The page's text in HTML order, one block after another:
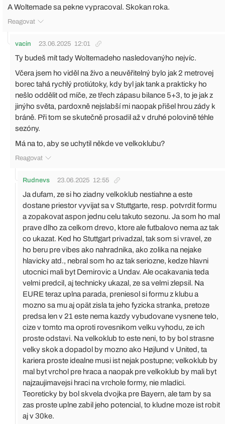
A Woltemade sa pekne vypracoval. Skokan roka.
Reagovat
vacin 23.06.2025 12:01
Ty budeš mít tady Woltemadeho nasledovanýho nejvíc.
Včera jsem ho viděl na živo a neuvěřitelný bylo jak 2 metrovej
borec tahá rychlý protiútoky, kdy byl jak tank a prakticky ho
nešlo oddělit od míče, ze třech zápasu bilance 5+3, to je jak z
jinýho světa, pardoxně nejslabší mi naopak přišel hrou zády k
bráně. Při tom se skutečně prosadil až v druhé polovině téhle
sezóny.
Má na to, aby se uchytil někde ve velkoklubu?
Reagovat
Rudnevs 23.06.2025 12:55
Ja dufam, ze si ho ziadny velkoklub nestiahne a este
dostane priestor vyvijat sa v Stuttgarte, resp. potvrdit formu
a zopakovat aspon jednu celu takuto sezonu. Ja som ho mal
prave dlho za celkom drevo, ktore ale futbalovo nema az tak
co ukazat. Ked ho Stuttgart privadzal, tak som si vravel, ze
ho beru pre vibes ako nahradnika, ako zolika na nejake
hlavicky atd., nebral som ho az tak seriozne, kedze hlavni
utocnici mali byt Demirovic a Undav. Ale ocakavania teda
velmi predcil, aj technicky ukazal, ze sa velmi zlepsil. Na
EURE teraz uplna parada, preniesol si formu z klubu a
mozno sa mu aj opät zisla ta jeho fyzicka stranka, pretoze
predsa len v 21 este nema kazdy vybudovane vysnene telo,
cize v tomto ma oproti rovesnikom velku vyhodu, ze ich
proste odstavi. Na velkoklub to este neni, to by bol strasne
velky skok a dopadol by mozno ako Højlund v United, ta
kariera proste idealne musi ist nejak postupne; velkoklub by
mal byt vrchol pre hraca a naopak pre velkoklub by mali byt
najzaujimavejsi hraci na vrchole formy, nie mladici.
Teoreticky by bol skvela dvojka pre Bayern, ale tam by sa
zas proste uplne zabil jeho potencial, to kludne moze ist robit
aj v 30ke.